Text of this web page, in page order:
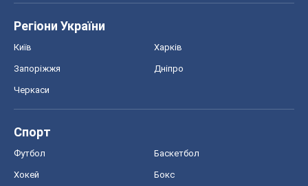
Регіони України
Київ Харків
Запоріжжя Дніпро
Черкаси
Спорт
Футбол Баскетбол
Хокей Бокс